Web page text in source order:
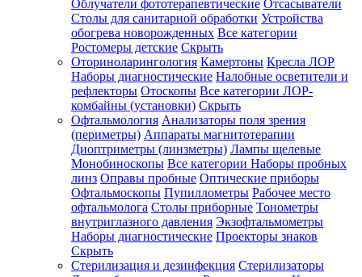
Облучатели фототерапевтические Отсасыватели
Столы для санитарной обработки Устройства
обогрева новорожденных Все категории
Ростомеры детские Скрыть
Оториноларингология Камертоны Кресла ЛОР
Наборы диагностические Налобные осветители и
рефлекторы Отоскопы Все категории ЛОР-
комбайны (установки) Скрыть
Офтальмология Анализаторы поля зрения
(периметры) Аппараты магнитотерапии
Диоптриметры (линзметры) Лампы щелевые
Монобиноскопы Все категории Наборы пробных
линз Оправы пробные Оптические приборы
Офтальмоскопы Пупиллометры Рабочее место
офтальмолога Столы приборные Тонометры
внутриглазного давления Экзофтальмометры
Наборы диагностические Проекторы знаков
Скрыть
Стерилизация и дезинфекция Стерилизаторы